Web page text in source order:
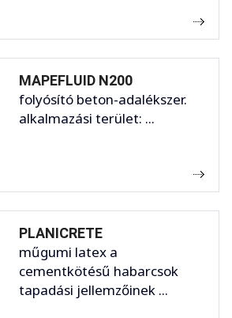
MAPEFLUID N200
folyósító beton-adalékszer.
alkalmazási terület: ...
PLANICRETE
műgumi latex a
cementkötésű habarcsok
tapadási jellemzőinek ...